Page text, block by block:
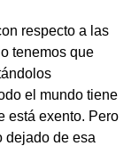
respecto a las
tenemos que
el mundo tiene
está exento. Pero
dejado de esa